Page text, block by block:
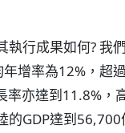
行成果如何? 我
增率為12%，超
亦達到11.8%，
GDP達到